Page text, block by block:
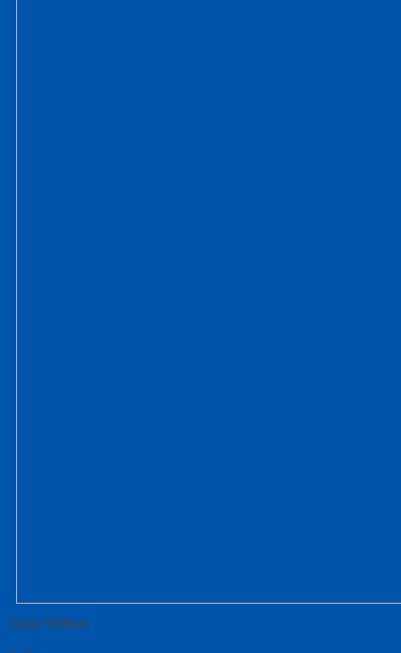
Tutup Sidebar